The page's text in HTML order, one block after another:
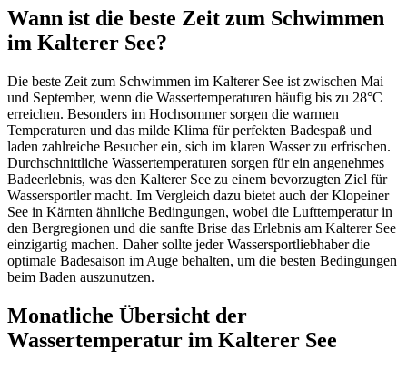
Wann ist die beste Zeit zum Schwimmen
im Kalterer See?
Die beste Zeit zum Schwimmen im Kalterer See ist zwischen Mai
und September, wenn die Wassertemperaturen häufig bis zu 28°C
erreichen. Besonders im Hochsommer sorgen die warmen
Temperaturen und das milde Klima für perfekten Badespaß und
laden zahlreiche Besucher ein, sich im klaren Wasser zu erfrischen.
Durchschnittliche Wassertemperaturen sorgen für ein angenehmes
Badeerlebnis, was den Kalterer See zu einem bevorzugten Ziel für
Wassersportler macht. Im Vergleich dazu bietet auch der Klopeiner
See in Kärnten ähnliche Bedingungen, wobei die Lufttemperatur in
den Bergregionen und die sanfte Brise das Erlebnis am Kalterer See
einzigartig machen. Daher sollte jeder Wassersportliebhaber die
optimale Badesaison im Auge behalten, um die besten Bedingungen
beim Baden auszunutzen.
Monatliche Übersicht der
Wassertemperatur im Kalterer See